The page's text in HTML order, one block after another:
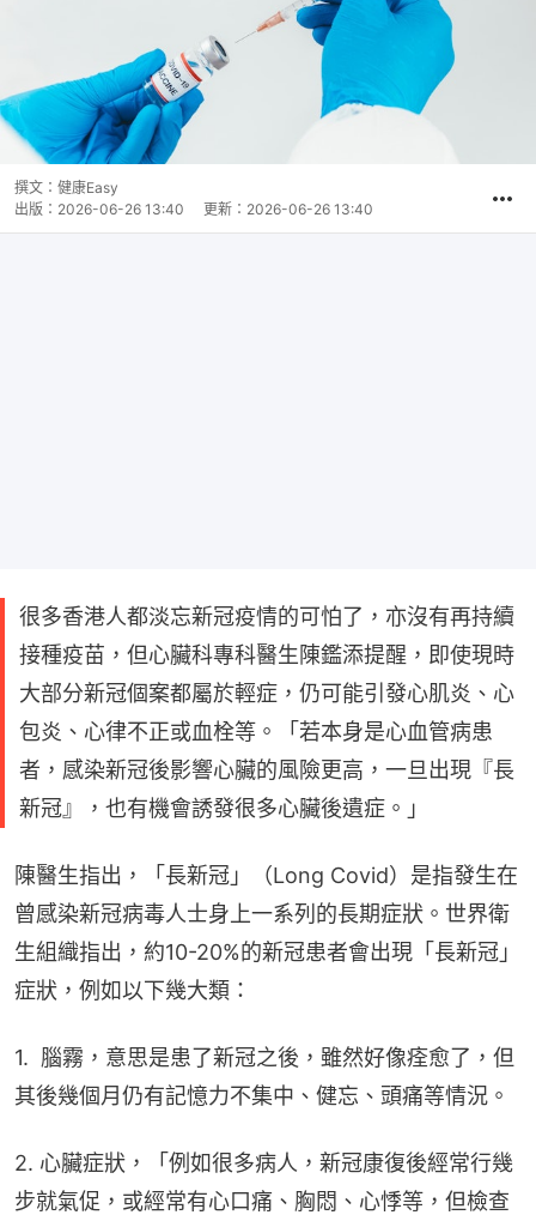
撰文： 健康Easy
出版： 2026-06-26 13:40 更新： 2026-06-26 13:40
很多香港人都淡忘新冠疫情的可怕了，亦沒有再持續
接種疫苗，但心臟科專科醫生陳鑑添提醒，即使現時
大部分新冠個案都屬於輕症，仍可能引發心肌炎、心
包炎、心律不正或血栓等。「若本身是心血管病患
者，感染新冠後影響心臟的風險更高，一旦出現『長
新冠』，也有機會誘發很多心臟後遺症。」
陳醫生指出，「長新冠」（Long Covid）是指發生在
曾感染新冠病毒人士身上一系列的長期症狀。世界衛
生組織指出，約10-20%的新冠患者會出現「長新冠」
症狀，例如以下幾大類：
1.  腦霧，意思是患了新冠之後，雖然好像痊愈了，但
其後幾個月仍有記憶力不集中、健忘、頭痛等情況。
2. 心臟症狀，「例如很多病人，新冠康復後經常行幾
步就氣促，或經常有心口痛、胸悶、心悸等，但檢查